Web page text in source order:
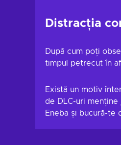
Distracția
După cum poți
timpul petrecut în
Există un motiv
de DLC-uri
Eneba și bucură-te